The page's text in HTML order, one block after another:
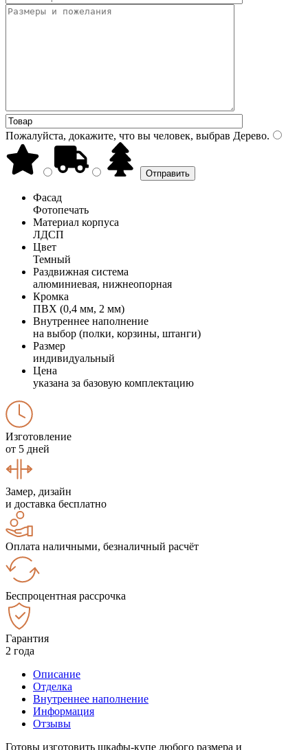
Пожалуйста, докажите, что вы человек, выбрав Дерево.
Фасад
Фотопечать
Материал корпуса
ЛДСП
Цвет
Темный
Раздвижная система
алюминиевая, нижнеопорная
Кромка
ПВХ (0,4 мм, 2 мм)
Внутреннее наполнение
на выбор (полки, корзины, штанги)
Размер
индивидуальный
Цена
указана за базовую комплектацию
Изготовление
от 5 дней
Замер, дизайн
и доставка бесплатно
Оплата наличными, безналичный расчёт
Беспроцентная рассрочка
Гарантия
2 года
Описание
Отделка
Внутреннее наполнение
Информация
Отзывы
Готовы изготовить шкафы-купе любого размера и